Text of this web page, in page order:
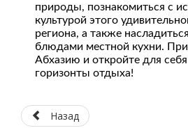
природы, познакомиться с
культурой этого
региона, а также
блюдами местной кухни.
Абхазию и откройте для
горизонты отдыха!
Назад